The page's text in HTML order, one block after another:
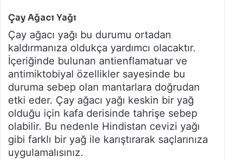
Çay Ağacı Yağı
Çay ağacı yağı bu durumu ortadan
kaldırmanıza oldukça yardımcı olacaktır.
İçeriğinde bulunan antienflamatuar ve
antimiktobiyal özellikler sayesinde bu
duruma sebep olan mantarlara doğrudan
etki eder. Çay ağacı yağı keskin bir yağ
olduğu için kafa derisinde tahrişe sebep
olabilir. Bu nedenle Hindistan cevizi yağı
gibi farklı bir yağ ile karıştırarak saçlarınıza
uygulamalısınız.